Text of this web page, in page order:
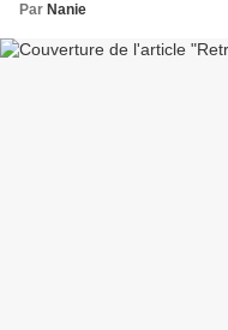
Par Nanie